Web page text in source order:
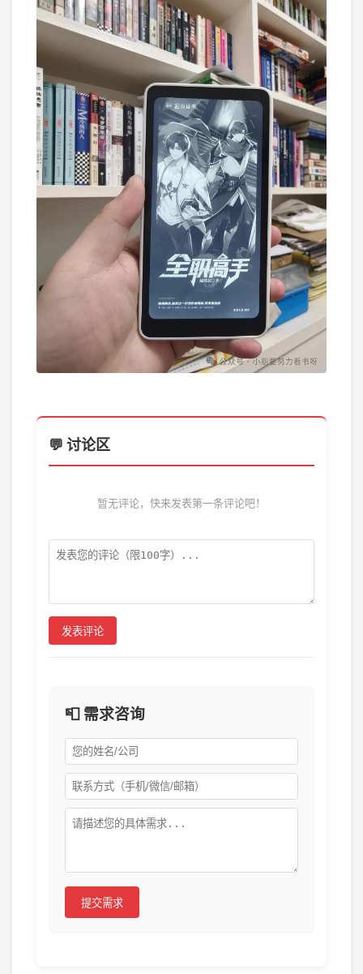
💬 讨论区
暂无评论，快来发表第一条评论吧！
发表评论
📮 需求咨询
提交需求